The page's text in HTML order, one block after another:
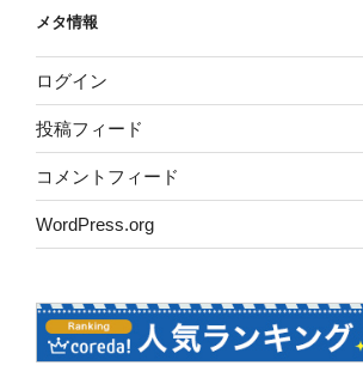
メタ情報
ログイン
投稿フィード
コメントフィード
WordPress.org